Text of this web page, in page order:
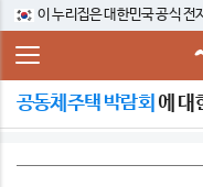
이 누리집은 대한민국 공식 전
공동체주택 박람회 에 대